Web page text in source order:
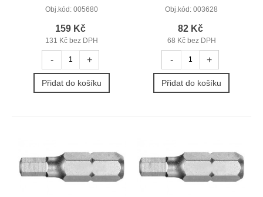
Obj.kód: 005680
159 Kč
131 Kč bez DPH
- +
Přidat do košíku
Obj.kód: 003628
82 Kč
68 Kč bez DPH
- +
Přidat do košíku